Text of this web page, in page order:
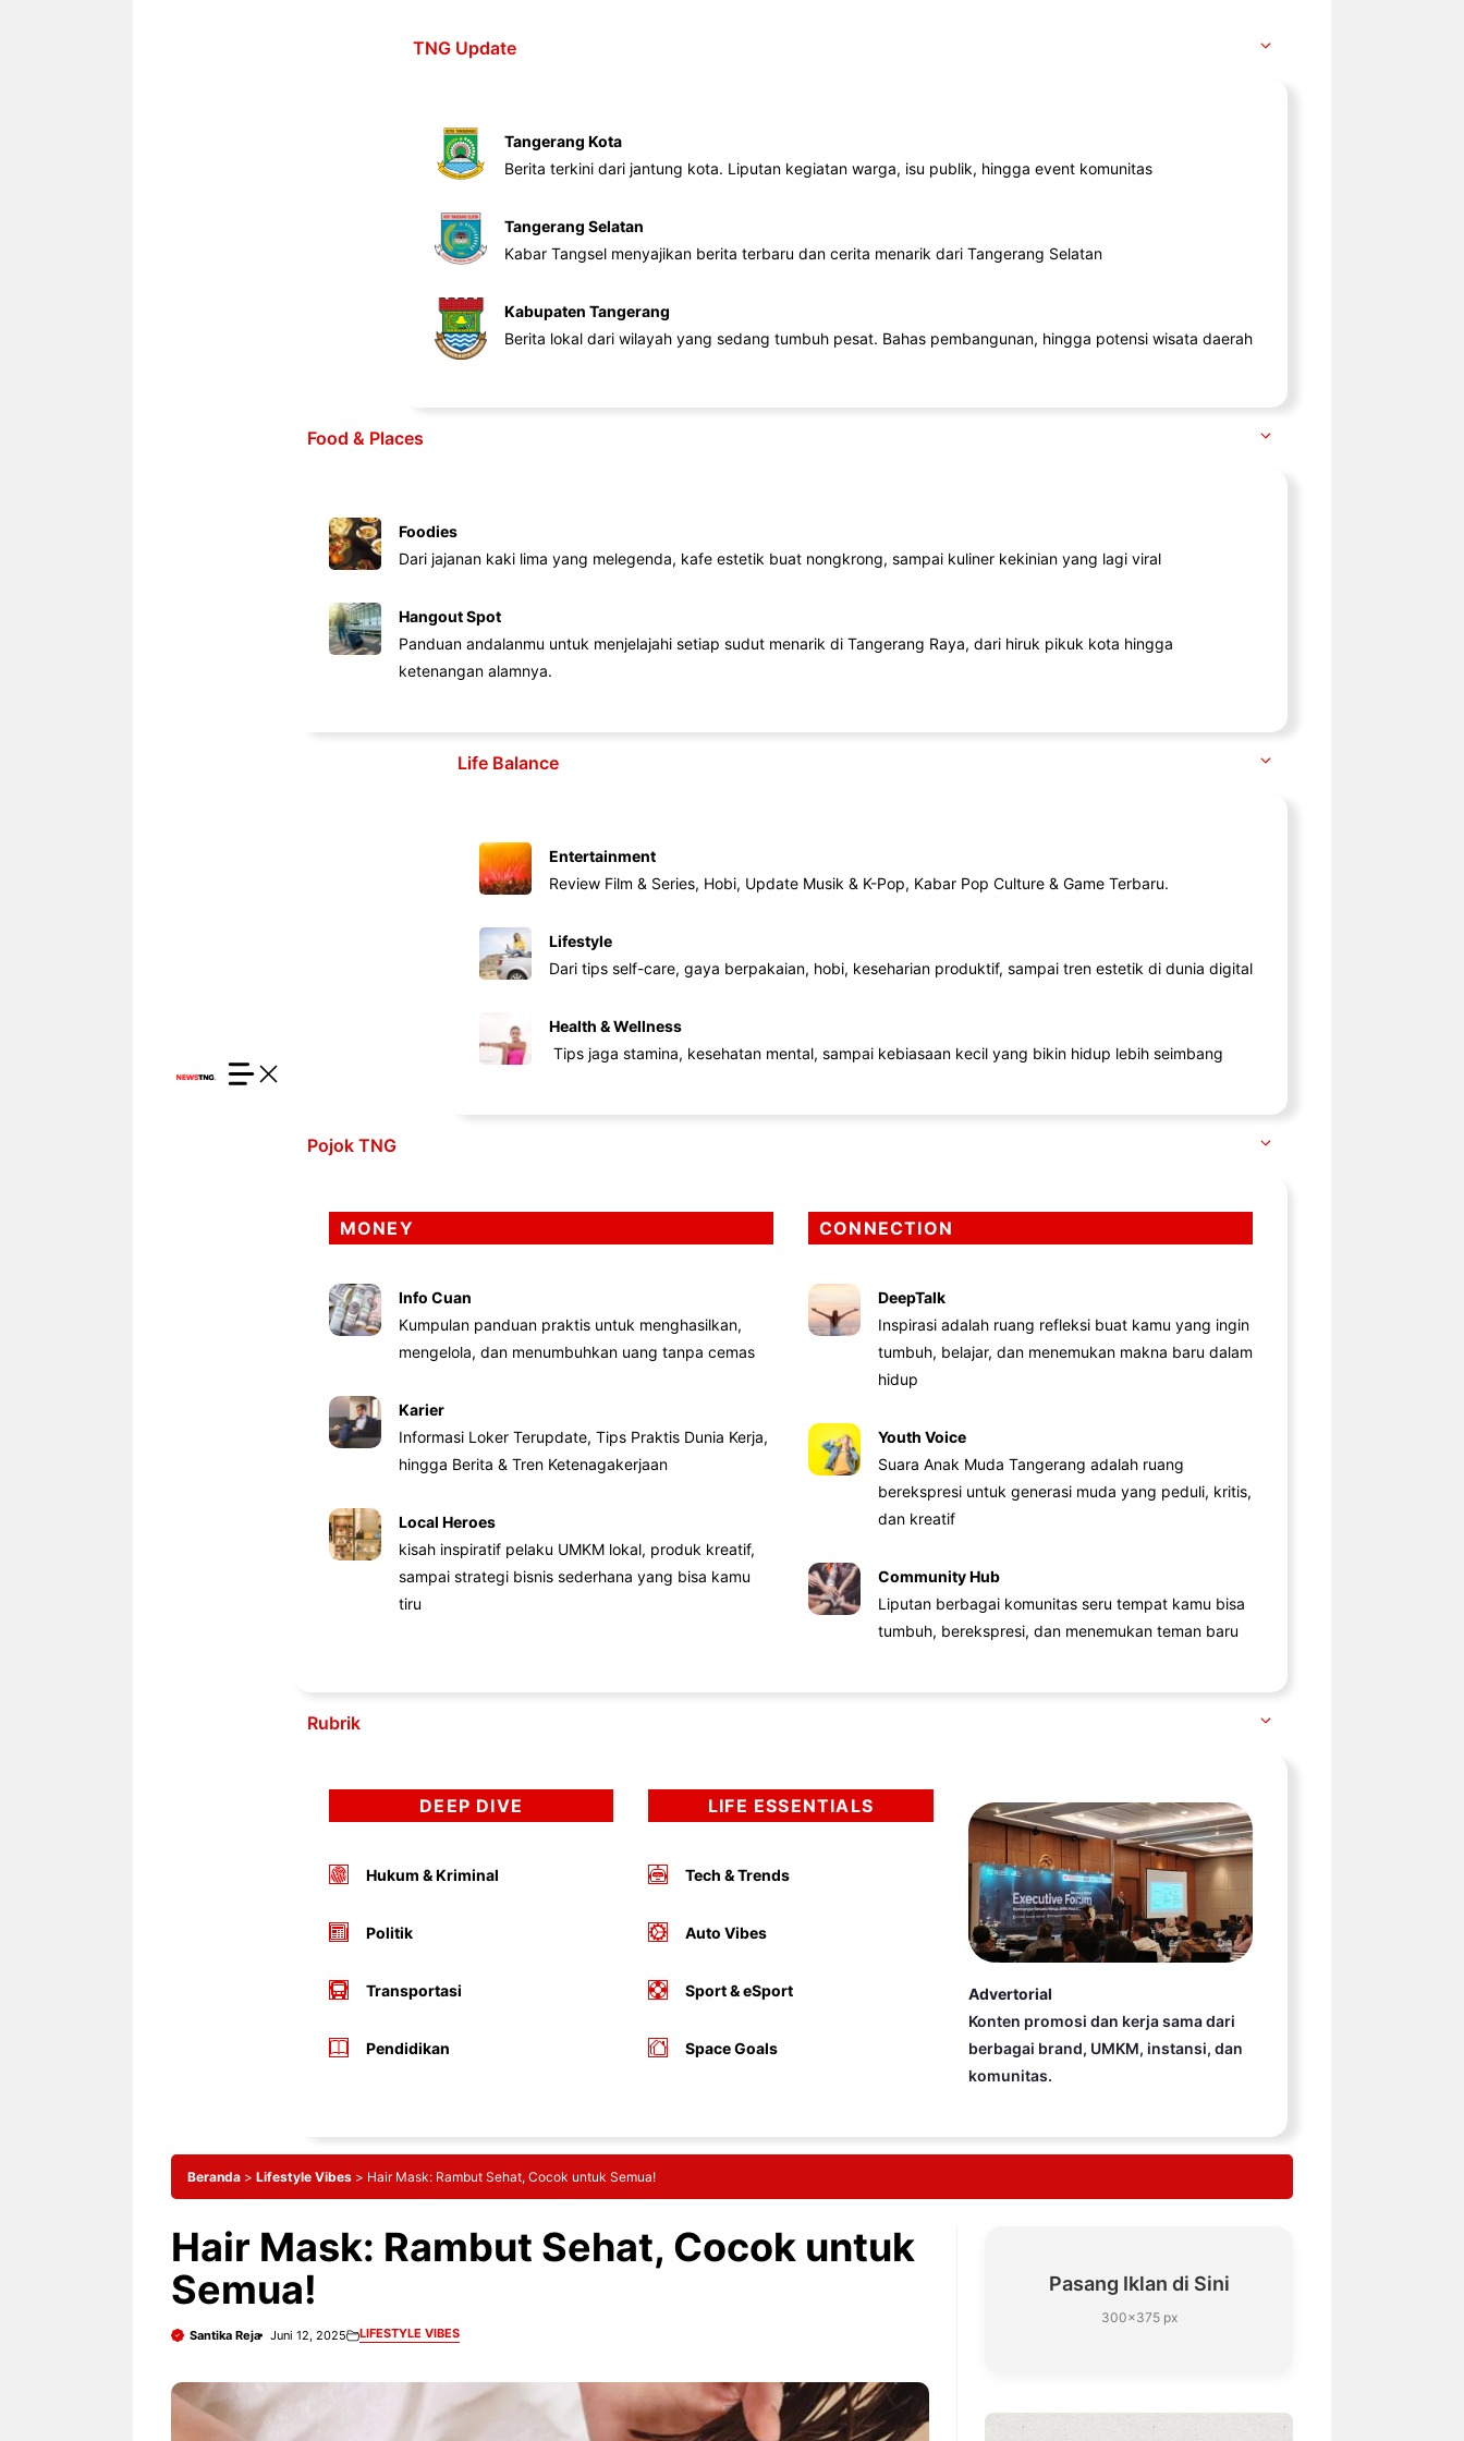
TNG Update
Tangerang Kota
Berita terkini dari jantung kota. Liputan kegiatan warga, isu publik, hingga event komunitas
Tangerang Selatan
Kabar Tangsel menyajikan berita terbaru dan cerita menarik dari Tangerang Selatan
Kabupaten Tangerang
Berita lokal dari wilayah yang sedang tumbuh pesat. Bahas pembangunan, hingga potensi wisata daerah
Food & Places
Foodies
Dari jajanan kaki lima yang melegenda, kafe estetik buat nongkrong, sampai kuliner kekinian yang lagi viral
Hangout Spot
Panduan andalanmu untuk menjelajahi setiap sudut menarik di Tangerang Raya, dari hiruk pikuk kota hingga
ketenangan alamnya.
Life Balance
Entertainment
Review Film & Series, Hobi, Update Musik & K-Pop, Kabar Pop Culture & Game Terbaru.
Lifestyle
Dari tips self-care, gaya berpakaian, hobi, keseharian produktif, sampai tren estetik di dunia digital
Health & Wellness
Tips jaga stamina, kesehatan mental, sampai kebiasaan kecil yang bikin hidup lebih seimbang
Pojok TNG
MONEY
Info Cuan
Kumpulan panduan praktis untuk menghasilkan,
mengelola, dan menumbuhkan uang tanpa cemas
Karier
Informasi Loker Terupdate, Tips Praktis Dunia Kerja,
hingga Berita & Tren Ketenagakerjaan
Local Heroes
kisah inspiratif pelaku UMKM lokal, produk kreatif,
sampai strategi bisnis sederhana yang bisa kamu
tiru
CONNECTION
DeepTalk
Inspirasi adalah ruang refleksi buat kamu yang ingin
tumbuh, belajar, dan menemukan makna baru dalam
hidup
Youth Voice
Suara Anak Muda Tangerang adalah ruang
berekspresi untuk generasi muda yang peduli, kritis,
dan kreatif
Community Hub
Liputan berbagai komunitas seru tempat kamu bisa
tumbuh, berekspresi, dan menemukan teman baru
Rubrik
DEEP DIVE
Hukum & Kriminal
Politik
Transportasi
Pendidikan
LIFE ESSENTIALS
Tech & Trends
Auto Vibes
Sport & eSport
Space Goals
Advertorial
Konten promosi dan kerja sama dari
berbagai brand, UMKM, instansi, dan
komunitas.
Beranda > Lifestyle Vibes > Hair Mask: Rambut Sehat, Cocok untuk Semua!
Hair Mask: Rambut Sehat, Cocok untuk
Semua!
Santika Reja Juni 12, 2025 LIFESTYLE VIBES
Pasang Iklan di Sini
300×375 px